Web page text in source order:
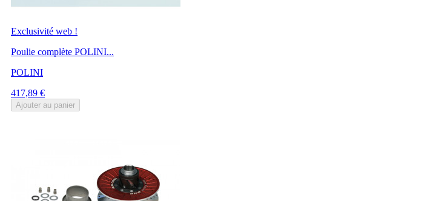
Exclusivité web !
Poulie complète POLINI...
POLINI
Prix
417,89 €
Ajouter au panier